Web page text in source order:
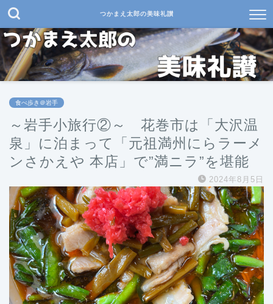
つかまえ太郎の美味礼讃
食べ歩き＠岩手
～岩手小旅行②～ 花巻市は「大沢温
泉」に泊まって「元祖満州にらラーメ
ンさかえや 本店」で”満ニラ”を堪能
2024年8月5日